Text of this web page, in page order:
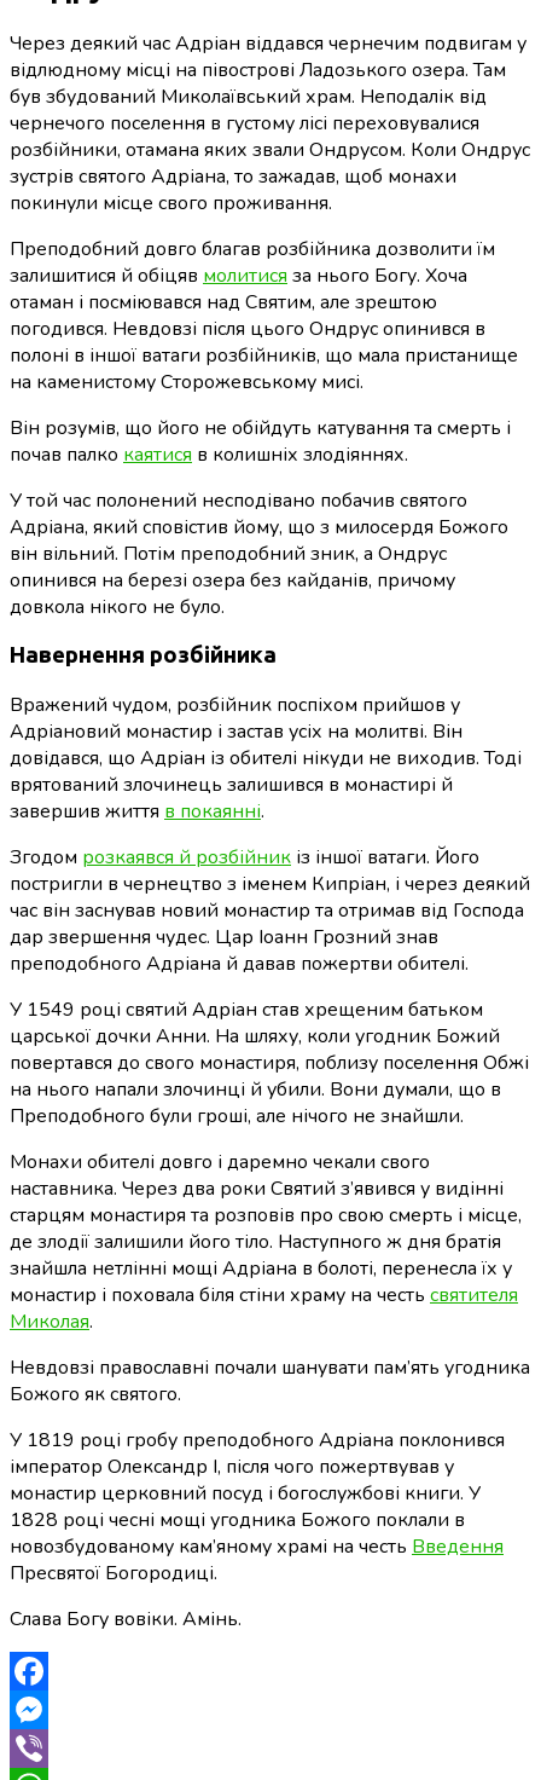
Через деякий час Адріан віддався чернечим подвигам у
відлюдному місці на півострові Ладозького озера. Там
був збудований Миколаївський храм. Неподалік від
чернечого поселення в густому лісі переховувалися
розбійники, отамана яких звали Ондрусом. Коли Ондрус
зустрів святого Адріана, то зажадав, щоб монахи
покинули місце свого проживання.
Преподобний довго благав розбійника дозволити їм
залишитися й обіцяв молитися за нього Богу. Хоча
отаман і посміювався над Святим, але зрештою
погодився. Невдовзі після цього Ондрус опинився в
полоні в іншої ватаги розбійників, що мала пристанище
на каменистому Сторожевському мисі.
Він розумів, що його не обійдуть катування та смерть і
почав палко каятися в колишніх злодіяннях.
У той час полонений несподівано побачив святого
Адріана, який сповістив йому, що з милосердя Божого
він вільний. Потім преподобний зник, а Ондрус
опинився на березі озера без кайданів, причому
довкола нікого не було.
Навернення розбійника
Вражений чудом, розбійник поспіхом прийшов у
Адріановий монастир і застав усіх на молитві. Він
довідався, що Адріан із обителі нікуди не виходив. Тоді
врятований злочинець залишився в монастирі й
завершив життя в покаянні.
Згодом розкаявся й розбійник із іншої ватаги. Його
постригли в чернецтво з іменем Кипріан, і через деякий
час він заснував новий монастир та отримав від Господа
дар звершення чудес. Цар Іоанн Грозний знав
преподобного Адріана й давав пожертви обителі.
У 1549 році святий Адріан став хрещеним батьком
царської дочки Анни. На шляху, коли угодник Божий
повертався до свого монастиря, поблизу поселення Обжі
на нього напали злочинці й убили. Вони думали, що в
Преподобного були гроші, але нічого не знайшли.
Монахи обителі довго і даремно чекали свого
наставника. Через два роки Святий з’явився у видінні
старцям монастиря та розповів про свою смерть і місце,
де злодії залишили його тіло. Наступного ж дня братія
знайшла нетлінні мощі Адріана в болоті, перенесла їх у
монастир і поховала біля стіни храму на честь святителя
Миколая.
Невдовзі православні почали шанувати пам’ять угодника
Божого як святого.
У 1819 році гробу преподобного Адріана поклонився
імператор Олександр І, після чого пожертвував у
монастир церковний посуд і богослужбові книги. У
1828 році чесні мощі угодника Божого поклали в
новозбудованому кам’яному храмі на честь Введення
Пресвятої Богородиці.
Слава Богу вовіки. Амінь.
Facebook
Messenger